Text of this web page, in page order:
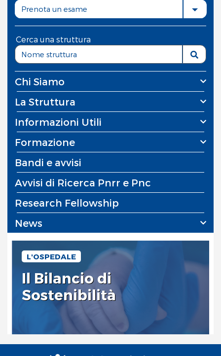
Prenota un esame
Cerca una struttura
Chi Siamo
La Struttura
Informazioni Utili
Formazione
Bandi e avvisi
Avvisi di Ricerca Pnrr e Pnc
Research Fellowship
News
L'OSPEDALE
Il Bilancio di
Sostenibilità